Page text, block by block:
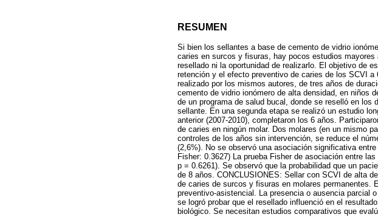
RESUMEN
Si bien los sellantes a base de cemento de vidrio
caries en surcos y fisuras, hay pocos estudios
resellado ni la oportunidad de realizarlo. El objetivo de
retención y el efecto preventivo de caries de los SCVI
realizado por los mismos autores, de tres años de
cemento de vidrio ionómero de alta densidad, en niños
de un programa de salud bucal, donde se reselló en los
sellante. En una segunda etapa se realizó un estudio
anterior (2007-2010), completaron los 6 años.
de caries en ningún molar. Dos molares (en un mismo
controles de los años sin intervención, se reduce el
(2,6%). No se observó una asociación significativa
Fisher: 0.3627) La prueba Fisher de asociación entre
p = 0.6261). Se observó que la probabilidad que un
de 8 años. CONCLUSIONES: Sellar con SCVI de alta
de caries de surcos y fisuras en molares permanentes.
preventivo-asistencial. La presencia o ausencia parcial
se logró probar que el resellado influenció en el
biológico. Se necesitan estudios comparativos que